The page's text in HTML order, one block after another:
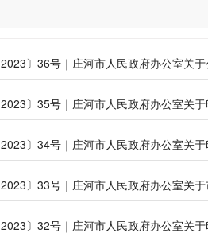
〕36号｜庄河市人民政府办公室关
〕35号｜庄河市人民政府办公室关
〕33号｜庄河市人民政府办公室关